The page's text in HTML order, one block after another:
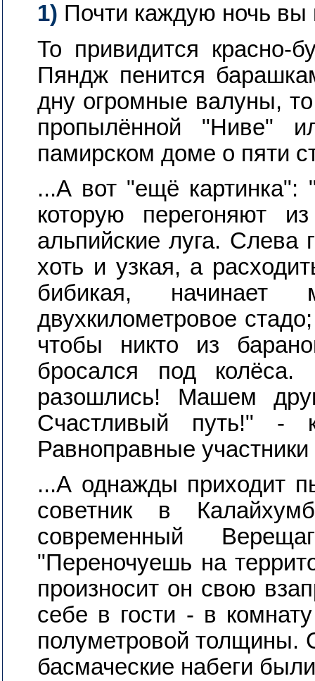
1) Почти каждую ночь вы
То привидится красно-
Пяндж пенится
дну огромные валуны,
пропылённой "Ниве"
памирском доме о пяти
...А вот "ещё картинка":
которую перегоняют
альпийские луга. Слева
хоть и узкая, а
бибикая, начинает
двухкилометровое
чтобы никто из
бросался под
разошлись! Машем
Счастливый путь!" -
Равноправные
...А однажды приходит
советник в
современный
"Переночуешь на
произносит он свою
себе в гости - в
полуметровой толщины.
басмаческие набеги